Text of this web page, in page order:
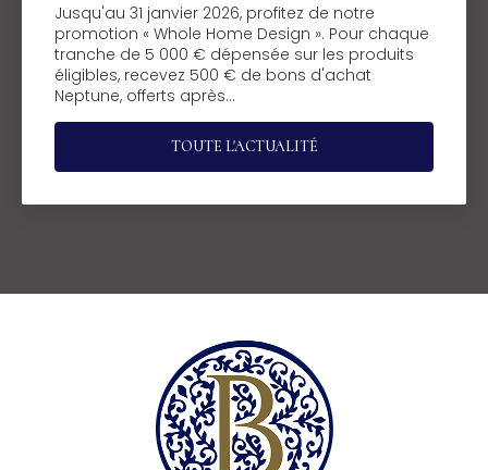
Jusqu'au 31 janvier 2026, profitez de notre
promotion « Whole Home Design ». Pour chaque
tranche de 5 000 € dépensée sur les produits
éligibles, recevez 500 € de bons d'achat
Neptune, offerts après…
TOUTE L'ACTUALITÉ